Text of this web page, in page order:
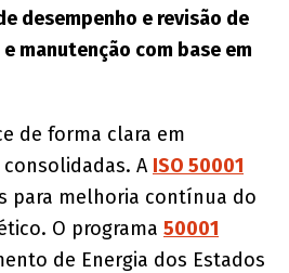
desempenho e revisão de
manutenção com base em
de forma clara em
A ISO 50001
para melhoria contínua do
O programa 50001
de Energia dos Estados